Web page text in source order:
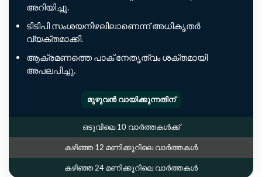
അറിയിച്ചു.
ടിടിപി സംശയനിഴലിലാണെന്ന് അധികൃതർ
വ്യക്തമാക്കി.
ആക്രമണത്തെ പാക് നേതൃത്വം ശക്തമായി
അപലപിച്ചു.
മുഴുവൻ വായിക്കുന്നതിന്
ഒടുവിലെ 10 വാർത്തകൾക്ക്
കഴിഞ്ഞ 12 മണിക്കൂറിലെ വാർത്തകൾ
കഴിഞ്ഞ 24 മണിക്കൂറിലെ വാർത്തകൾ